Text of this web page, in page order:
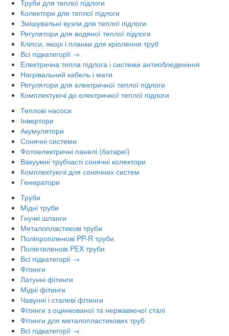
Труби для теплої підлоги
Колектори для теплої підлоги
Змішувальні вузли для теплої підлоги
Регулятори для водяної теплої підлоги
Кліпси, якорі і планки для кріплення труб
Всі підкатегорії →
Електрична тепла підлога і системи антиобледеніння
Нагрівальний кабель і мати
Регулятори для електричної теплої підлоги
Комплектуючі до електричної теплої підлоги
Теплові насоси
Інвертори
Акумулятори
Сонячні системи
Фотоелектричні панелі (батареї)
Вакуумні трубчасті сонячні колектори
Комплектуючі для сонячних систем
Генератори
Труби
Мідні труби
Гнучкі шланги
Металопластикові труби
Поліпропіленові PP-R труби
Поліетиленові PEX труби
Всі підкатегорії →
Фітинги
Латунні фітинги
Мідні фітинги
Чавунні і сталеві фітинги
Фітинги з оцинкованої та нержавіючої сталі
Фітинги для металопластикових труб
Всі підкатегорії →